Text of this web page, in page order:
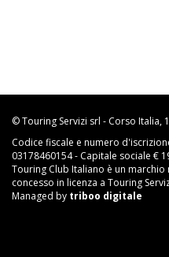
© Touring Servizi srl - Corso Italia,
Codice fiscale e numero
03178460154 - Capitale sociale €
Touring Club Italiano è un
concesso in licenza a Touring
Managed by triboo digitale